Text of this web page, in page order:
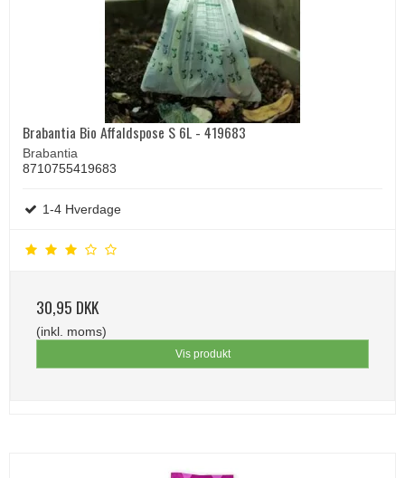
Brabantia Bio Affaldspose S 6L - 419683
Brabantia
8710755419683
1-4 Hverdage
30,95 DKK
(inkl. moms)
Vis produkt